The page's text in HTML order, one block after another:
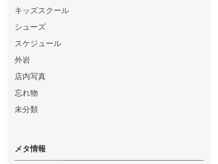
キッズスクール
シューズ
スケジュール
外岩
店内写真
忘れ物
未分類
メタ情報